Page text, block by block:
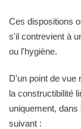
Ces dispositions
s'il contrevient à
ou l'hygiène.
D'un point de vue
la constructibilité
uniquement,
suivant :